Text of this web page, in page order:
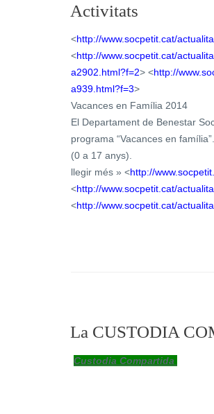
Activitats
<http://www.socpetit.cat/
<http://www.socpetit.cat/
a2902.html?f=2> <http://
a939.html?f=3>
Vacances en Família 2014
El Departament de Benestar
programa “Vacances en
(0 a 17 anys).
llegir més » <http://
<http://www.socpetit.cat/
<http://www.socpetit.cat/
Custodia Compartida